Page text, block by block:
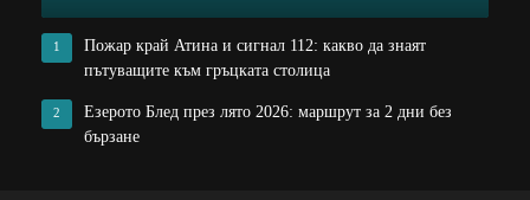
1
Пожар край Атина и сигнал 112: какво да знаят
пътуващите към гръцката столица
2
Езерото Блед през лято 2026: маршрут за 2 дни без
бързане